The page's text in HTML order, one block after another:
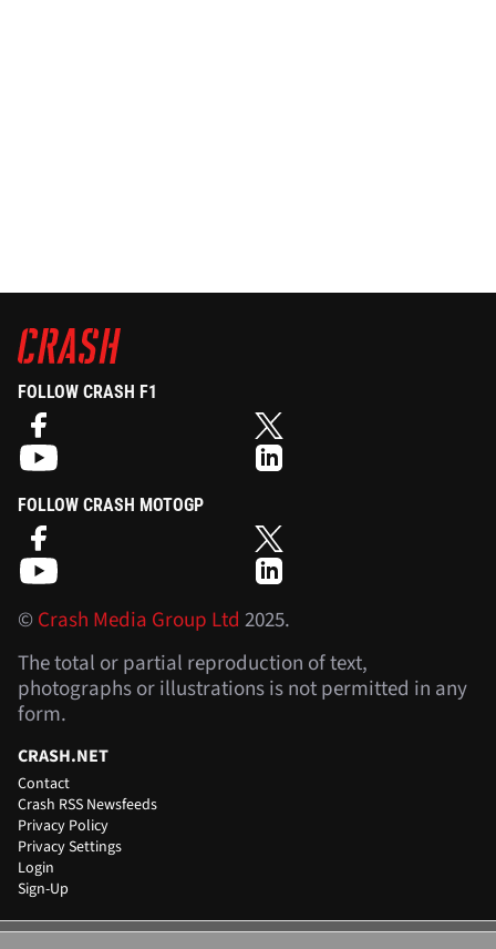
FOLLOW CRASH F1
FOLLOW CRASH MOTOGP
©Crash Media Group Ltd 2025.
The total or partial reproduction of text,
photographs or illustrations is not permitted in any
form.
CRASH.NET
Contact
Crash RSS Newsfeeds
Privacy Policy
Privacy Settings
Login
Sign-Up